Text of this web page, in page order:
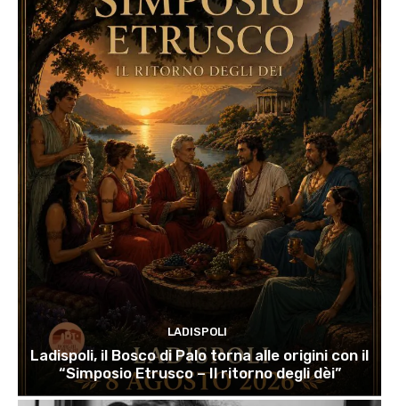
LADISPOLI
Ladispoli, il Bosco di Palo torna alle origini con il
“Simposio Etrusco – Il ritorno degli dèi”